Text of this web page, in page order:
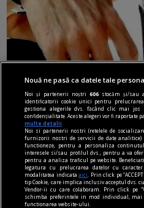
Viitorul începe ieri
Au mai fost și alte
atît de cunoscute, unele
dezvoltare personală.
Horia CORCHEŞ
Nouă ne pasă ca datele tale
Noi și partenerii noștri606 stocăm și/sau
identificatorii cookie unici pentru
gestiona alegerile dvs. făcând clic mai
confidențialitate. Aceste alegeri vor fi raportate
multe detalii
Noi si partenerii nostri (retelele de
furnizorii nostri de servicii de date
functioneze, pentru a personaliza
interesele si/sau profilul dvs., pentru a va
pentru a analiza traficul pe website.
legatura cu prelucrarea datelor cu
modalitatea indicataaici
. Prin click pe
tip Cookie, care implica inclusiv acceptul dvs.
Vendor-ii cu care colaboram. Prin click pe
schimba preferintele in mod individual, mai
functionarea website-ului.